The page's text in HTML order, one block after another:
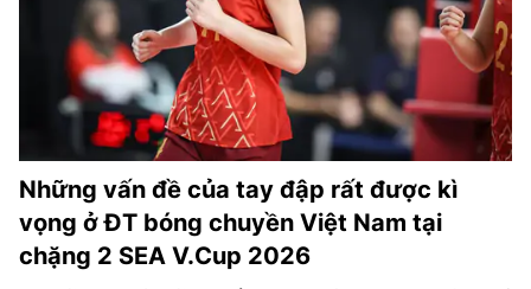
Những vấn đề của tay đập rất được kì
vọng ở ĐT bóng chuyền Việt Nam tại
chặng 2 SEA V.Cup 2026